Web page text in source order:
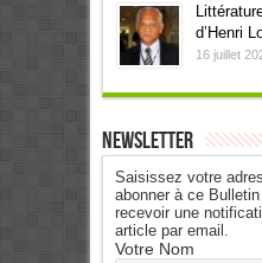
d’Henri
16 juillet
Newsletter
Saisissez votre
abonner à ce
recevoir une
article par email.
Votre Nom